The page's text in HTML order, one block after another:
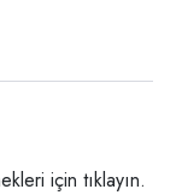
için tıklayın.